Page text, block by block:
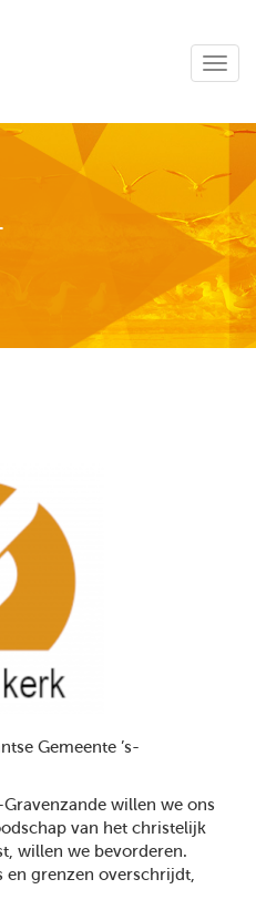
Gemeente ’s-
Gravenzande willen we ons
van het christelijk
willen we bevorderen.
en grenzen overschrijdt,